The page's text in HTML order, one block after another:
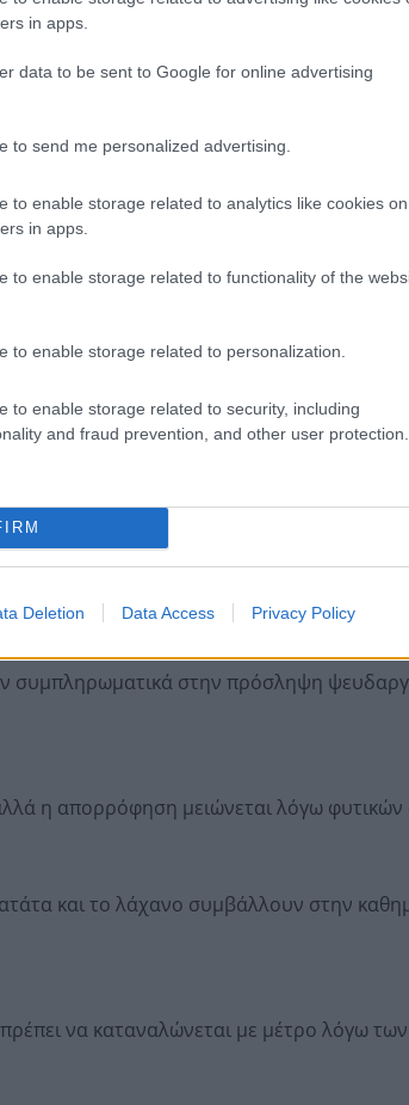
in apps.
data to be sent to Google for online advertising
to send me personalized advertising.
to enable storage related to analytics like cookies on
in apps.
to enable storage related to functionality of the
to enable storage related to personalization.
to enable storage related to security, including
and fraud prevention, and other user protection.
Deletion Data Access Privacy Policy
ψευδαργύρου, με τα κάσιους να
με το τυρί τσένταρ να καλύπτει
συμπληρωματικά στην πρόσληψη
η απορρόφηση μειώνεται λόγω
και το λάχανο συμβάλλουν στην
να καταναλώνεται με μέτρο λόγω